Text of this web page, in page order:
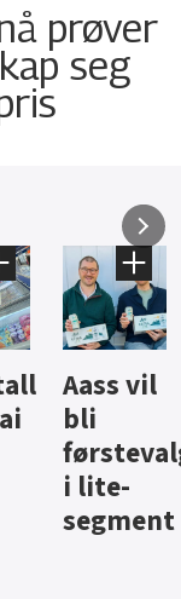
prøver
seg
Hard
iste fra
Hansa